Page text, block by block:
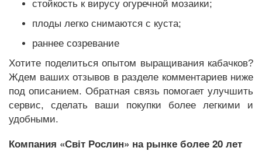
стойкость к вирусу огуречной мозаики;
плоды легко снимаются с куста;
раннее созревание
Хотите поделиться опытом выращивания кабачков?
Ждем ваших отзывов в разделе комментариев ниже
под описанием. Обратная связь помогает улучшить
сервис, сделать ваши покупки более легкими и
удобными.
Компания «Світ Рослин» на рынке более 20 лет